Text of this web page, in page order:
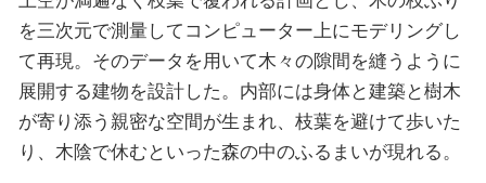
を三次元で測量してコンピューター上にモデリングし
て再現。そのデータを用いて木々の隙間を縫うように
展開する建物を設計した。内部には身体と建築と樹木
が寄り添う親密な空間が生まれ、枝葉を避けて歩いた
り、木陰で休むといった森の中のふるまいが現れる。